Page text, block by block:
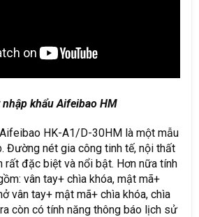
nhập khẩu Aifeibao HM
HK-A1/D-30HM là một mẫu
Đường nét gia công tinh tế, nội thất
rất đặc biệt và nổi bật. Hơn nữa tính
vân tay+ chìa khóa, mật mã+
vân tay+ mật mã+ chìa khóa, chìa
còn có tính năng thông báo lịch sử